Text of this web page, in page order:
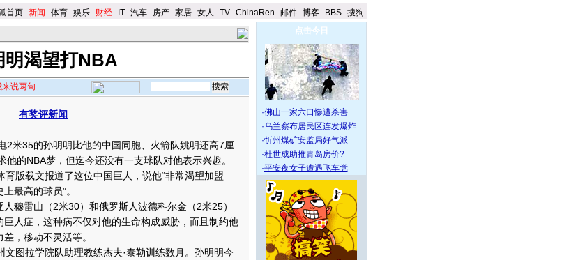
首页-新闻 -体育-娱乐- 财经- IT-汽车- 房产-家居-女人 -TV-ChinaRen -邮件-博客- BBS-搜狗
明渴望打NBA
来说两句
有奖评新闻
35的孙明明比他的中国同胞、火箭队姚明还高7厘
的NBA梦，但迄今还没有一支球队对他表示兴趣。
版载文报道了这位中国巨人，说他“非常渴望加盟
最高的球员”。
雷山（2米30）和俄罗斯人波德科尔金（2米25）
人症，这种病不仅对他的生命构成威胁，而且制约他
，移动不灵活等。
图拉学院队助理教练杰夫·泰勒训练数月。孙明明今
点击今日
·佛山一家六口惨遭杀害
·乌兰察布居民区连发爆炸
·忻州煤矿安监局好气派
·杜世成助推青岛房价?
·平安夜女子遭遇飞车党